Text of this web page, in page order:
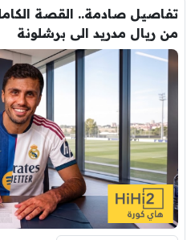
تفاصيل صادمة.. القصة
من ريال مدريد الى برشلونة